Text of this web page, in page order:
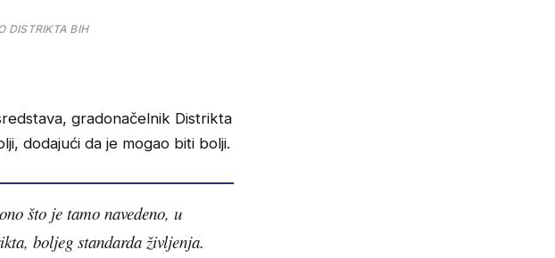
DISTRIKTA BIH
gradonačelnik Distrikta
dodajući da je mogao biti bolji.
što je tamo navedeno, u
boljeg standarda življenja.